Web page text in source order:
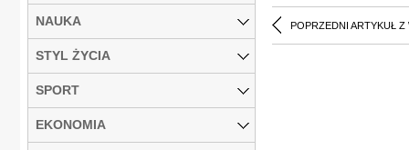
POPRZEDNI ARTYKUŁ Z
NAUKA
STYL ŻYCIA
SPORT
EKONOMIA